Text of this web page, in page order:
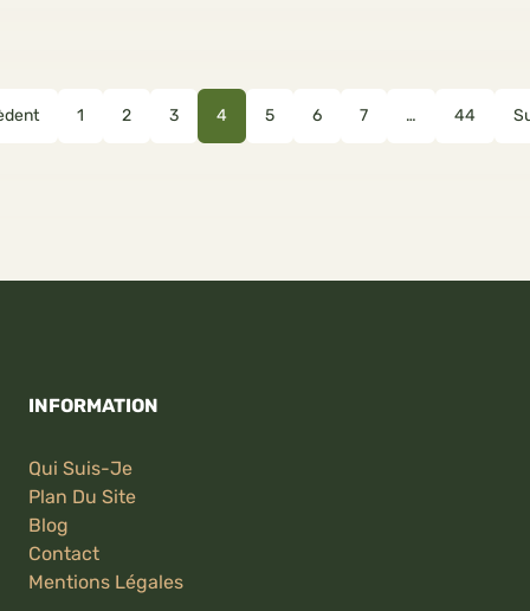
1 2 3 4 5 6 7 … 44
INFORMATION
Qui Suis-Je
Plan Du Site
Blog
Contact
Mentions Légales